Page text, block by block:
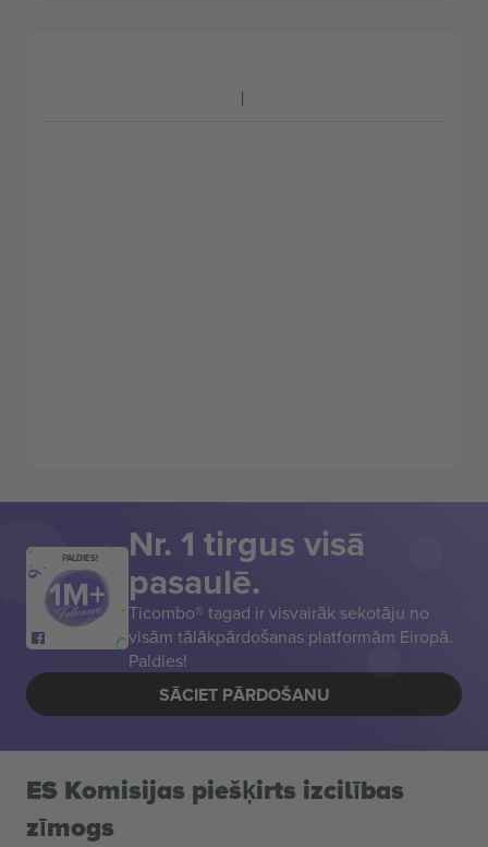
PALDIES! Nr. 1 tirgus visā
pasaulē.
Ticombo® tagad ir visvairāk sekotāju no
visām tālākpārdošanas platformām Eiropā.
Paldies!
SĀCIET PĀRDOŠANU
ES Komisijas piešķirts izcilības
zīmogs